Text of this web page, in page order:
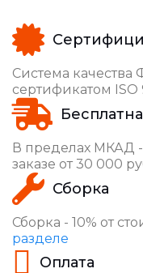
Система
сертификатом ISO
В пределах МКАД
заказе от 30 000
Сборка
Сборка - 10% от
разделе
Оплата